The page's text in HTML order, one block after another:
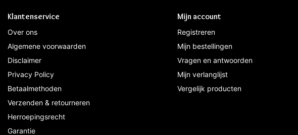
Klantenservice
Over ons
Algemene voorwaarden
Disclaimer
Privacy Policy
Betaalmethoden
Verzenden & retourneren
Herroepingsrecht
Garantie
Mijn account
Registreren
Mijn bestellingen
Vragen en antwoorden
Mijn verlanglijst
Vergelijk producten